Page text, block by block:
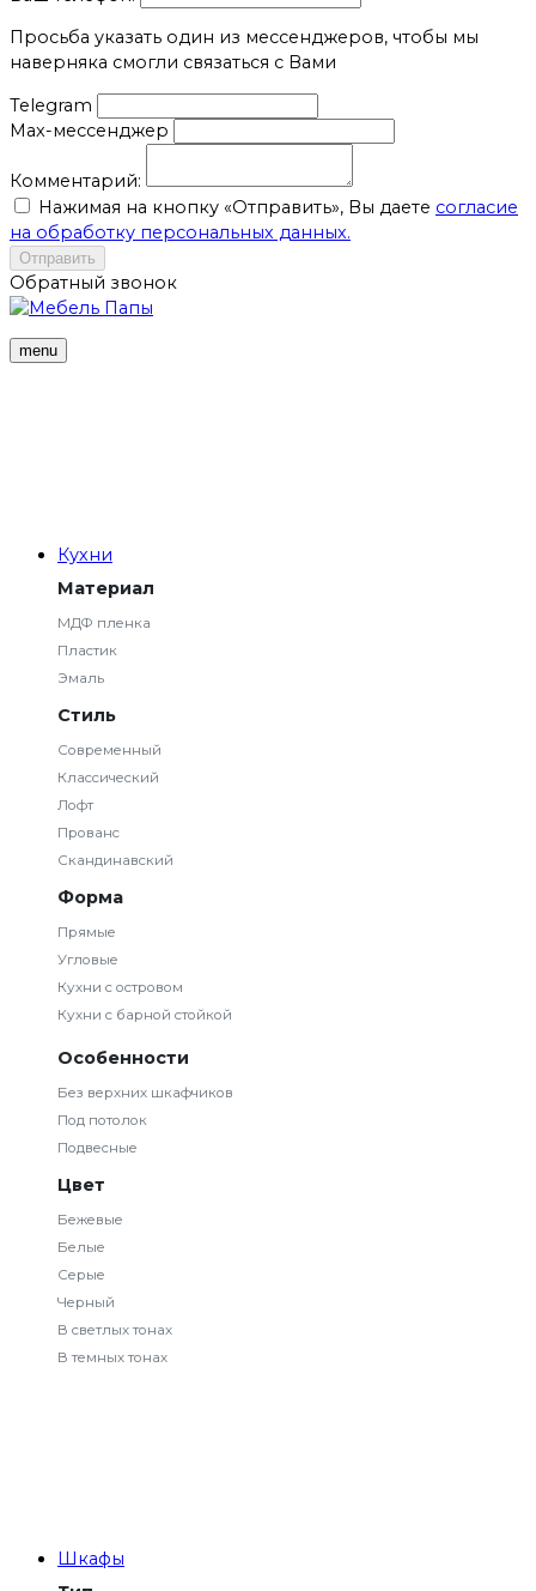
Просьба указать один из мессенджеров, чтобы мы
наверняка смогли связаться с Вами
Telegram
Max-мессенджер
Комментарий:
Нажимая на кнопку «Отправить», Вы даете согласие
на обработку персональных данных.
Отправить
Обратный звонок
menu
Кухни
Материал
МДФ пленка
Пластик
Эмаль
Стиль
Современный
Классический
Лофт
Прованс
Скандинавский
Форма
Прямые
Угловые
Кухни с островом
Кухни с барной стойкой
Особенности
Без верхних шкафчиков
Под потолок
Подвесные
Цвет
Бежевые
Белые
Серые
Черный
В светлых тонах
В темных тонах
Шкафы